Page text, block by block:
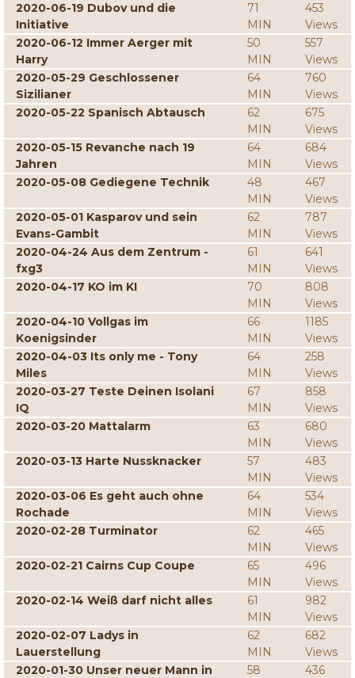
2020-06-19 Dubov und die
Initiative
71
MIN
453
Views
2020-06-12 Immer Aerger mit
Harry
50
MIN
557
Views
2020-05-29 Geschlossener
Sizilianer
64
MIN
760
Views
2020-05-22 Spanisch Abtausch
62
MIN
675
Views
2020-05-15 Revanche nach 19
Jahren
64
MIN
684
Views
2020-05-08 Gediegene Technik
48
MIN
467
Views
2020-05-01 Kasparov und sein
Evans-Gambit
62
MIN
787
Views
2020-04-24 Aus dem Zentrum -
fxg3
61
MIN
641
Views
2020-04-17 KO im KI
70
MIN
808
Views
2020-04-10 Vollgas im
Koenigsinder
66
MIN
1185
Views
2020-04-03 Its only me - Tony
Miles
64
MIN
258
Views
2020-03-27 Teste Deinen Isolani
IQ
67
MIN
858
Views
2020-03-20 Mattalarm
63
MIN
680
Views
2020-03-13 Harte Nussknacker
57
MIN
483
Views
2020-03-06 Es geht auch ohne
Rochade
64
MIN
534
Views
2020-02-28 Turminator
62
MIN
465
Views
2020-02-21 Cairns Cup Coupe
65
MIN
496
Views
2020-02-14 Weiß darf nicht alles
61
MIN
982
Views
2020-02-07 Ladys in
Lauerstellung
62
MIN
682
Views
2020-01-30 Unser neuer Mann in
58
436